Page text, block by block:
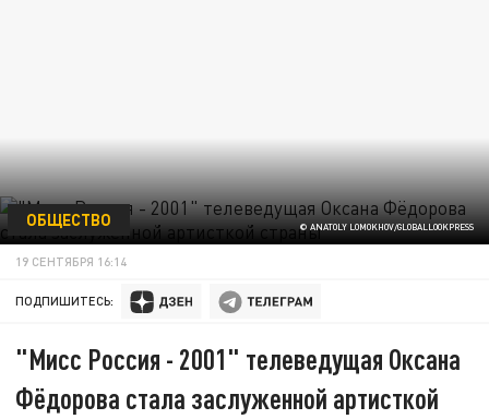
© ANATOLY LOMOKHOV/GLOBALLOOKPRESS
ОБЩЕСТВО
19 СЕНТЯБРЯ 16:14
ПОДПИШИТЕСЬ:
"Мисс Россия - 2001" телеведущая Оксана
Фёдорова стала заслуженной артисткой